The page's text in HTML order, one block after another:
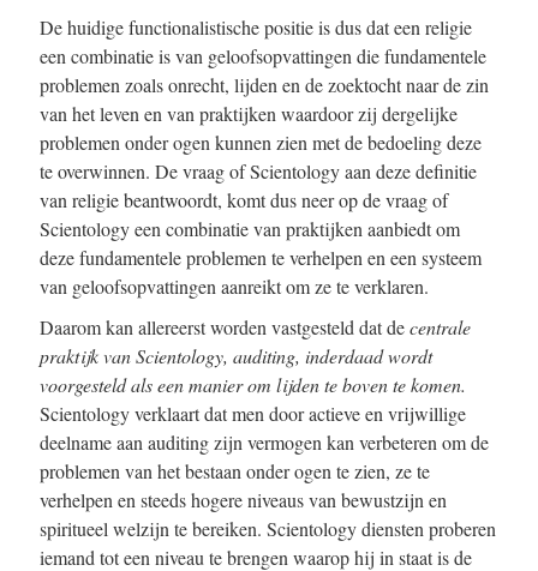
De huidige functionalistische positie is dus dat een religie
een combinatie is van geloofsopvattingen die fundamentele
problemen zoals onrecht, lijden en de zoektocht naar de zin
van het leven en van praktijken waardoor zij dergelijke
problemen onder ogen kunnen zien met de bedoeling deze
te overwinnen. De vraag of Scientology aan deze definitie
van religie beantwoordt, komt dus neer op de vraag of
Scientology een combinatie van praktijken aanbiedt om
deze fundamentele problemen te verhelpen en een systeem
van geloofsopvattingen aanreikt om ze te verklaren.
Daarom kan allereerst worden vastgesteld dat decentrale
praktijk van Scientology, auditing, inderdaad wordt
voorgesteld als een manier om lijden te boven te komen.
Scientology verklaart dat men door actieve en vrijwillige
deelname aan auditing zijn vermogen kan verbeteren om de
problemen van het bestaan onder ogen te zien, ze te
verhelpen en steeds hogere niveaus van bewustzijn en
spiritueel welzijn te bereiken. Scientology diensten proberen
iemand tot een niveau te brengen waarop hij in staat is de